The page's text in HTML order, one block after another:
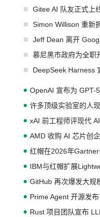
Gitee AI 队友正式上
Simon Willison 重新
Jeff Dean 离开
慕尼黑市政府为全职
DeepSeek Harness
OpenAI 宣布为 GPT-
许多顶级实验室的人
xAI 前工程师评现代
AMD 收购 AI 芯片创
红帽在2026年
IBM与红帽扩展
GitHub 再次爆发大规
Prime Agent 开源发
Rust 项目团队宣布